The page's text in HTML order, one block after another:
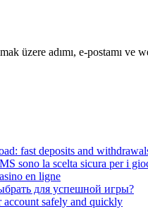
üzere adımı, e-postamı ve
fast deposits and
sono la scelta sicura per i
en ligne
для успешной игры?
account safely and quickly